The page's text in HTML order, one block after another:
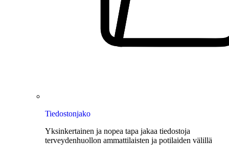
Tiedostonjako
Yksinkertainen ja nopea tapa jakaa tiedostoja
terveydenhuollon ammattilaisten ja potilaiden välillä